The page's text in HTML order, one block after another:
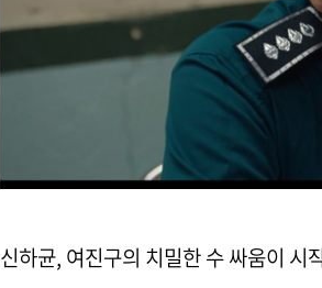
신하균, 여진구의 치밀한 수 싸움이 시